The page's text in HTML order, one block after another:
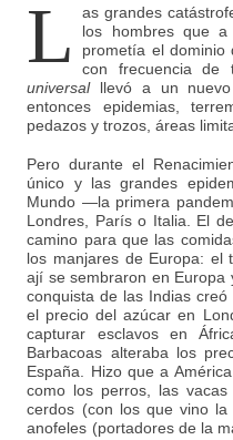
L
as grandes
los hombres que
prometía el dominio
con frecuencia de
universalllevó a un nuevo
entonces epidemias,
pedazos y trozos, áreas
Pero durante el
único y las grandes
Mundo —la primera
Londres, París o Italia. El
camino para que las
los manjares de Europa: el
ají se sembraron en Europa
conquista de las Indias
el precio del azúcar en
capturar esclavos en
Barbacoas alteraba los
España. Hizo que a
como los perros, las
cerdos (con los que vino
anofeles (portadores de la